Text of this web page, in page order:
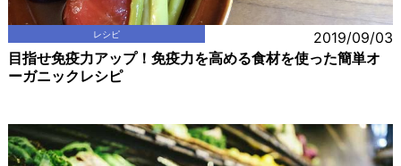
レシピ 2019/09/03
目指せ免疫力アップ！免疫力を高める食材を使った簡単オ
ーガニックレシピ